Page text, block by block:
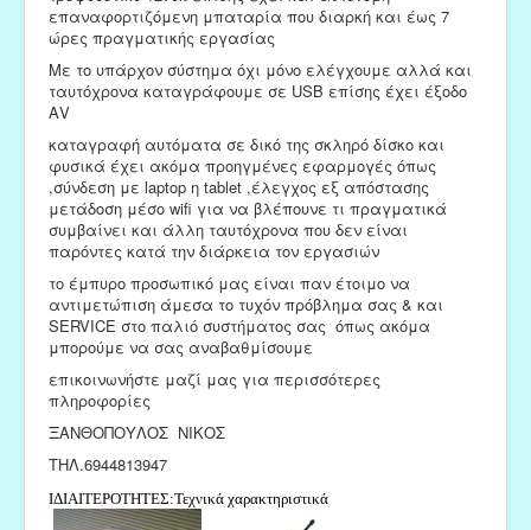
επαναφορτιζόμενη μπαταρία που διαρκή και έως 7
ώρες πραγματικής εργασίας
Με το υπάρχον σύστημα όχι μόνο ελέγχουμε αλλά και
ταυτόχρονα καταγράφουμε σε USB επίσης έχει έξοδο
ΑV
καταγραφή αυτόματα σε δικό της σκληρό δίσκο και
φυσικά έχει ακόμα προηγμένες εφαρμογές όπως
,σύνδεση με laptop η tablet ,έλεγχος εξ απόστασης
μετάδοση μέσο wifi για να βλέπουνε τι πραγματικά
συμβαίνει και άλλη ταυτόχρονα που δεν είναι
παρόντες κατά την διάρκεια τον εργασιών
το έμπυρο προσωπικό μας είναι παν έτοιμο να
αντιμετώπιση άμεσα το τυχόν πρόβλημα σας & και
SERVICE στο παλιό συστήματος σας όπως ακόμα
μπορούμε να σας αναβαθμίσουμε
επικοινωνήστε μαζί μας για περισσότερες
πληροφορίες
ΞΑΝΘΟΠΟΥΛΟΣ ΝΙΚΟΣ
ΤΗΛ.6944813947
ΙΔΙΑΙΤΕΡΟΤΗΤΕΣ:Τεχνικά χαρακτηριστικά